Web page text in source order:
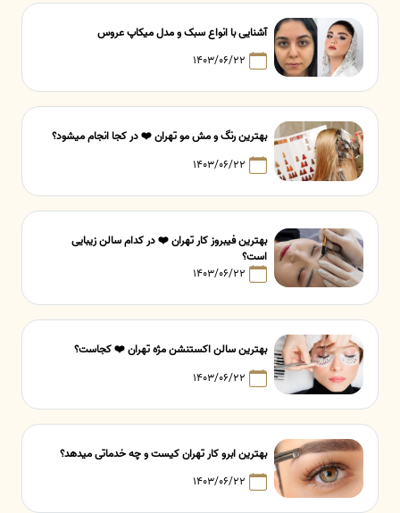
آشنایی با انواع سبک و مدل میکاپ عروس
۱۴۰۳/۰۶/۲۲
بهترین رنگ و مش مو تهران ❤️ در کجا انجام میشود؟
۱۴۰۳/۰۶/۲۲
بهترین فیبروز کار تهران ❤️ در کدام سالن زیبایی
است؟
۱۴۰۳/۰۶/۲۲
بهترین سالن اکستنشن مژه تهران ❤️ کجاست؟
۱۴۰۳/۰۶/۲۲
بهترین ابرو کار تهران کیست و چه خدماتی میدهد؟
۱۴۰۳/۰۶/۲۲